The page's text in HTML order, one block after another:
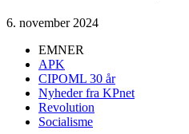
6. november 2024
EMNER
APK
CIPOML 30 år
Nyheder fra KPnet
Revolution
Socialisme